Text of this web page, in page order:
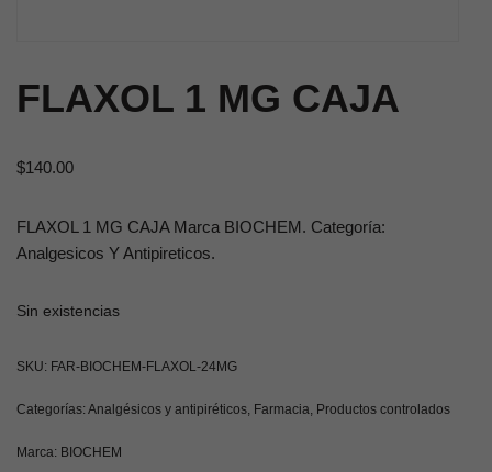
FLAXOL 1 MG CAJA
$140.00
FLAXOL 1 MG CAJA Marca BIOCHEM. Categoría:
Analgesicos Y Antipireticos.
Sin existencias
SKU: FAR-BIOCHEM-FLAXOL-24MG
Categorías: Analgésicos y antipiréticos Farmacia Productos controlados
Marca: BIOCHEM